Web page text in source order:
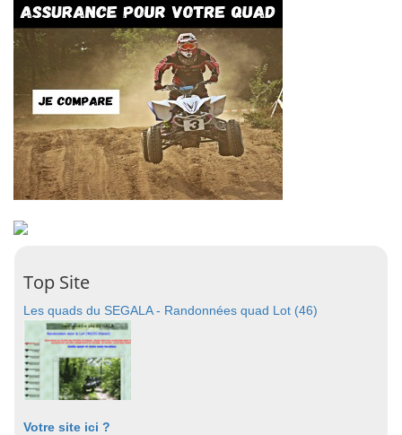
Top Site
Les quads du SEGALA - Randonnées quad Lot (46)
Votre site ici ?